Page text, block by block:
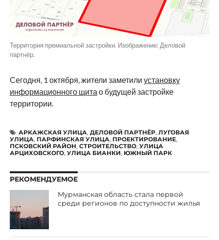
Территория премиальной застройки. Изображение: Деловой
партнёр.
Сегодня, 1 октября, жители заметили установку
информационного щита о будущей застройке
территории.
АРКАЖСКАЯ УЛИЦА, ДЕЛОВОЙ ПАРТНЁР, ЛУГОВАЯ
УЛИЦА, ПАРФИНСКАЯ УЛИЦА, ПРОЕКТИРОВАНИЕ,
ПСКОВСКИЙ РАЙОН, СТРОИТЕЛЬСТВО, УЛИЦА
АРЦИХОВСКОГО, УЛИЦА БИАНКИ, ЮЖНЫЙ ПАРК
РЕКОМЕНДУЕМОЕ
Мурманская область стала первой
среди регионов по доступности жилья